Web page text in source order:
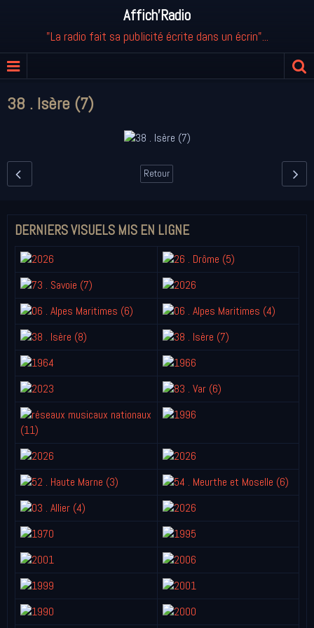
Affich'Radio
"La radio fait sa publicité écrite dans un écrin"...
38 . Isère (7)
Retour
DERNIERS VISUELS MIS EN LIGNE